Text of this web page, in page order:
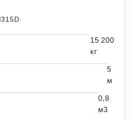
15 200
кг
5
м
0,8
м3